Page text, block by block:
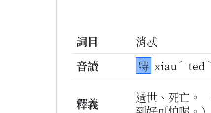
詞目
消忒
音讀
特 xiau ˊ ted ˋ
釋義 過世、死亡。